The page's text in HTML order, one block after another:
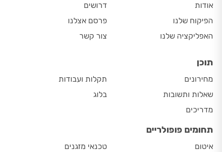
אודות
הפיקוח שלנו
האפליקציה שלנו
דרושים
פרסם אצלנו
צור קשר
תוכן
מחירונים
שאלות ותשובות
מדריכים
תקלות ועבודות
בלוג
תחומים פופולריים
איטום
טכנאי מזגנים